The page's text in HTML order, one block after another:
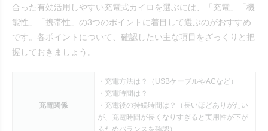
合った有効活用しやすい充電式カイロを選ぶには、「充電」「機
能性」「携帯性」の3つのポイントに着目して選ぶのがおすすめ
です。各ポイントについて、確認したい主な項目をざっくりと把
握しておきましょう。
充電関係
・充電方法は？（USBケーブルやACなど）
・充電時間は？
・充電後の持続時間は？（長いほどありがたい
が、充電時間が長くなりすぎると実用性が下が
るためバランスを確認）